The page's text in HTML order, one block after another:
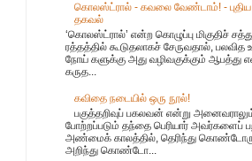
கொலஸ்ட்ரால் - கவலை வேண்டாம்! - புதிய
தகவல்
‘கொலஸ்ட்ரால்’ என்ற கொழுப்பு மிகுதிச்
ரத்தத்தில் கூடுதலாகச் சேருவதால், பலவித
நோய் களுக்கு அது வழிவகுக்கும் ஆபத்து
கருத...
கவிதை நடையில் ஒரு நூல்!
பகுத்தறிவுப் பகலவன் என்று
போற்றப்படும் தந்தை பெரியார் அவர்களைப்
அண்மைக் காலத்தில், தெரிந்து
அறிந்து கொண்டோ...